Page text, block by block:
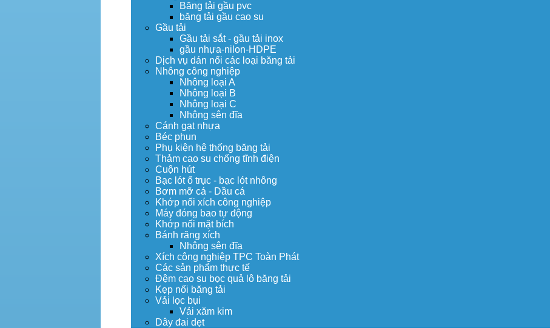
Băng tải gầu pvc
băng tải gầu cao su
Gầu tải
Gầu tải sắt - gầu tải inox
gầu nhựa-nilon-HDPE
Dịch vụ dán nối các loại băng tải
Nhông công nghiệp
Nhông loại A
Nhông loại B
Nhông loại C
Nhông sên đĩa
Cánh gạt nhựa
Béc phun
Phụ kiện hệ thống băng tải
Thảm cao su chống tĩnh điện
Cuộn hút
Bạc lót ổ trục - bạc lót nhông
Bơm mỡ cá - Dầu cá
Khớp nối xích công nghiệp
Máy đóng bao tự động
Khớp nối mặt bích
Bánh răng xích
Nhông sên đĩa
Xích công nghiệp TPC Toàn Phát
Các sản phẩm thực tế
Đệm cao su bọc quả lô băng tải
Kẹp nối băng tải
Vải lọc bụi
Vải xăm kim
Dây đai dẹt